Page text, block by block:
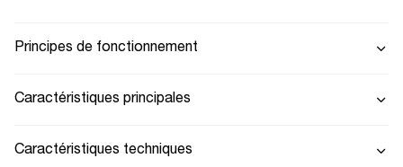
Principes de fonctionnement
Caractéristiques principales
Caractéristiques techniques